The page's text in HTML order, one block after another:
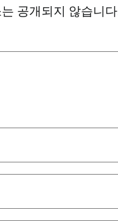
공개되지 않습니